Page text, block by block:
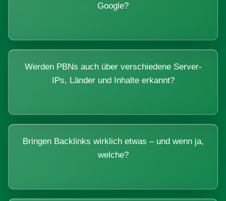
Google?
Werden PBNs auch über verschiedene Server-
IPs, Länder und Inhalte erkannt?
Bringen Backlinks wirklich etwas – und wenn ja,
welche?